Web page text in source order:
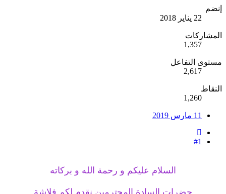
إنضم
22 يناير 2018
المشاركات
1,357
مستوى التفاعل
2,617
النقاط
1,260
11 مارس 2019
#1
السلام عليكم و رحمة الله و بركاته
حضرات السادة المحترمين نقدم لكم فلاشة